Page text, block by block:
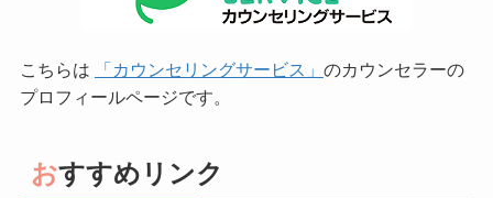
こちらは 「カウンセリングサービス」 のカウンセラーの
プロフィールページです。
おすすめリンク